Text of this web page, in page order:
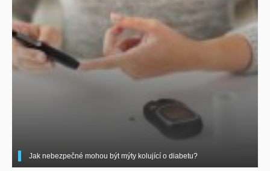
Jak nebezpečné mohou být mýty kolující o diabetu?